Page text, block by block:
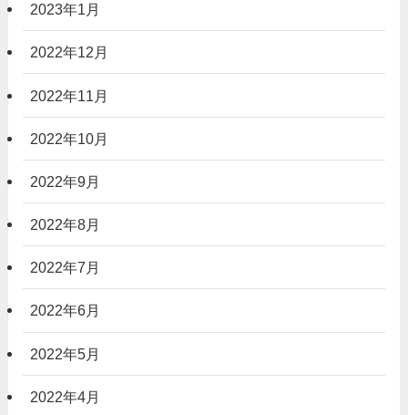
2023年1月
2022年12月
2022年11月
2022年10月
2022年9月
2022年8月
2022年7月
2022年6月
2022年5月
2022年4月